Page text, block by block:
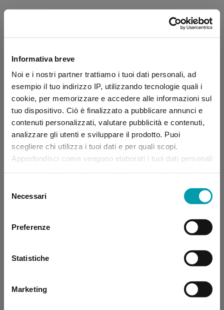
Informativa breve
Noi e i nostri partner trattiamo i tuoi dati personali, ad
esempio il tuo indirizzo IP, utilizzando tecnologie quali i
cookie, per memorizzare e accedere alle informazioni sul
tuo dispositivo. Ciò è finalizzato a pubblicare annunci e
contenuti personalizzati, valutare pubblicità e contenuti,
analizzare gli utenti e sviluppare il prodotto. Puoi
scegliere chi utilizza i tuoi dati e per quali scopi.
Approfondisci come vengono elaborati i tuoi dati personali
momento dalla Dichiarazione sui “
delNecessari
Preferenze
Statistiche
Marketing
Application error: a client-side exception has occurred (see the
browser console for more information)